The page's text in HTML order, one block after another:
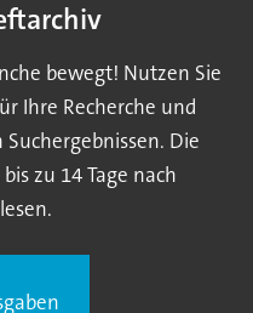
bewegt! Nutzen Sie
Ihre Recherche und
Die
zu 14 Tage nach